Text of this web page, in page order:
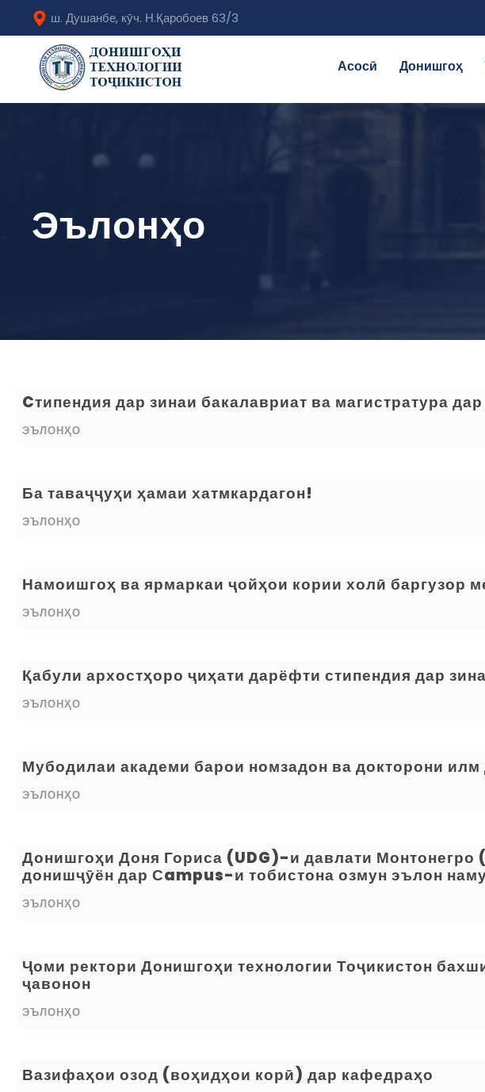
ш. Душанбе, кӯч. Н.Қаробоев 63/3
Асосӣ Донишгоҳ
Эълонҳо
Cтипендия дар зинаи бакалавриат ва магистратура
ЭЪЛОНҲО
Ба таваҷҷуҳи ҳамаи хатмкардагон!
ЭЪЛОНҲО
Намоишгоҳ ва ярмаркаи ҷойҳои кории холӣ баргузор
ЭЪЛОНҲО
Қабули архостҳоро ҷиҳати дарёфти стипендия дар
ЭЪЛОНҲО
Мубодилаи академи барои номзадон ва докторони
ЭЪЛОНҲО
Донишгоҳи Доня Гориса (UDG)-и давлати
донишҷӯён дар Сampus-и тобистона озмун эълон
ЭЪЛОНҲО
Ҷоми ректори Донишгоҳи технологии Тоҷикистон
ҷавонон
ЭЪЛОНҲО
Вазифаҳои озод (воҳидҳои корӣ) дар кафедраҳо